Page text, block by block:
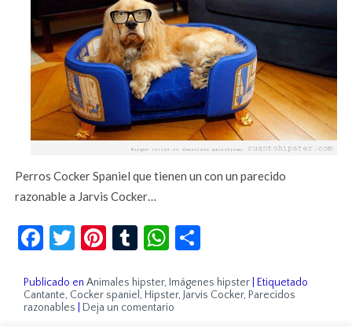
Perros Cocker Spaniel que tienen un con un parecido
razonable a Jarvis Cocker…
Facebook
Twitter
Pinterest
TumblrWhatsApp
Publicado en Animales hipster, Imágenes hipster
Etiquetado
Cantante, Cocker spaniel , Hipster, Jarvis Cocker, Parecidos
razonables
Deja un comentario